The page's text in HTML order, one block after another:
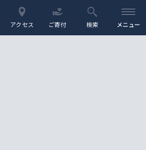
アクセス ご寄付 検索 メニュー